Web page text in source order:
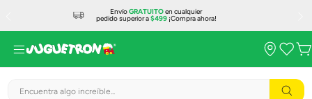
EnvíoGRATUITOen cualquier
pedido superior a$499¡Compra ahora!
Encuentra algo increíble...